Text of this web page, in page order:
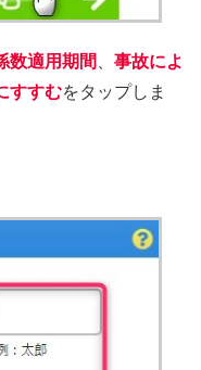
数適用期間
事故によ
すすむをタップしま